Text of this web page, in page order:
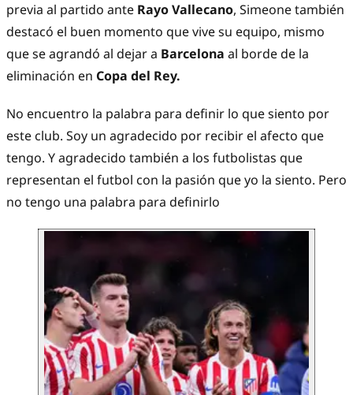
previa al partido ante Rayo Vallecano, Simeone también
destacó el buen momento que vive su equipo, mismo
que se agrandó al dejar a Barcelona al borde de la
eliminación en Copa del Rey.
No encuentro la palabra para definir lo que siento por
este club. Soy un agradecido por recibir el afecto que
tengo. Y agradecido también a los futbolistas que
representan el futbol con la pasión que yo la siento. Pero
no tengo una palabra para definirlo